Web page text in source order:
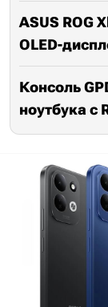
ASUS ROG
OLED-
Консоль
ноутбука с